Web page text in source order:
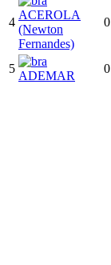
4
ACEROLA
(Newton
Fernandes)
0
5
ADEMAR
0